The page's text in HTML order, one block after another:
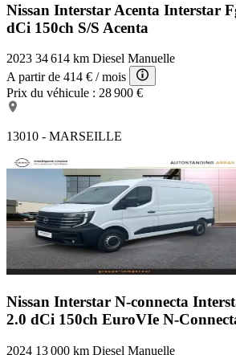
Nissan Interstar Acenta Interstar
dCi 150ch S/S Acenta
2023 34 614 km Diesel Manuelle
A partir de 414 € / mois
Prix du véhicule : 28 900 €
13010 - MARSEILLE
Nissan Interstar N-connecta
2.0 dCi 150ch EuroVIe N-
2024 13 000 km Diesel Manuelle